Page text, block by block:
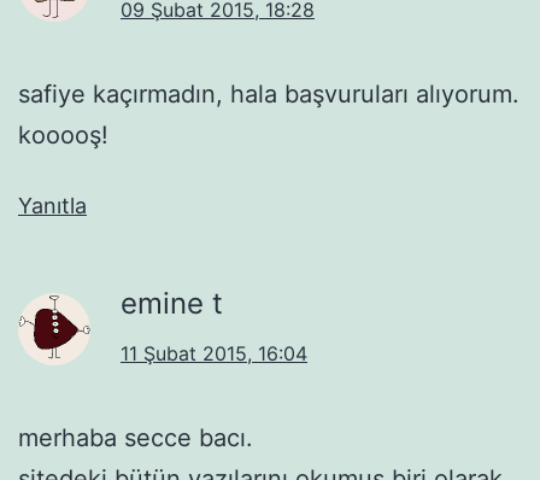
09 Şubat 2015, 18:28
safiye kaçırmadın, hala başvuruları alıyorum.
kooooş!
Yanıtla
emine t
11 Şubat 2015, 16:04
merhaba secce bacı.